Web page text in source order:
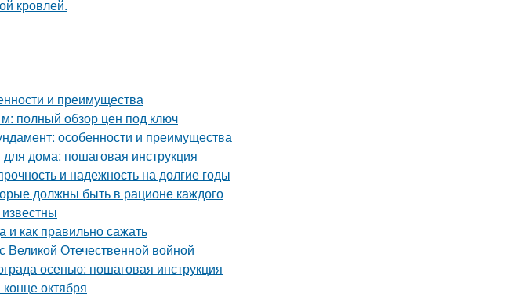
кровлей.
и преимущества
полный обзор цен под ключ
особенности и преимущества
дома: пошаговая инструкция
и надежность на долгие годы
должны быть в рационе каждого
и как правильно сажать
Великой Отечественной войной
осенью: пошаговая инструкция
октября